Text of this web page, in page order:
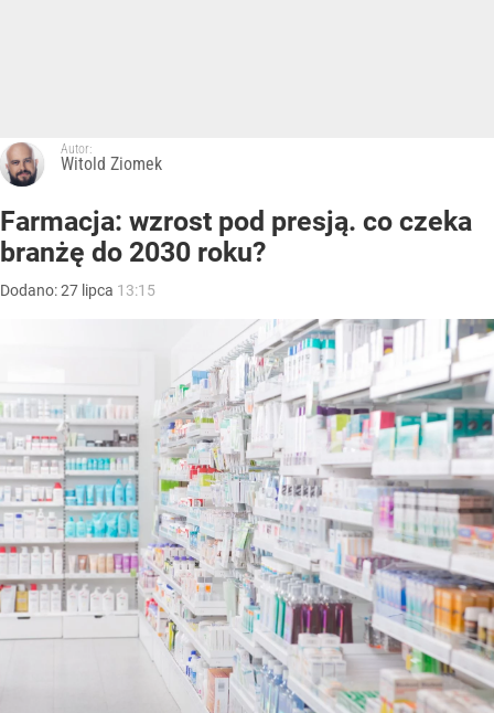
Autor:
Witold Ziomek
Farmacja: wzrost pod presją. co czeka
branżę do 2030 roku?
Dodano:27 lipca 13:15